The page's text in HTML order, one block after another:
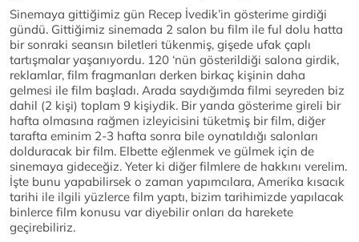
Sinemaya gittiğimiz gün Recep İvedik’in gösterime girdiği
gündü. Gittiğimiz sinemada 2 salon bu film ile ful dolu hatta
bir sonraki seansın biletleri tükenmiş, gişede ufak çaplı
tartışmalar yaşanıyordu. 120 ‘nün gösterildiği salona girdik,
reklamlar, film fragmanları derken birkaç kişinin daha
gelmesi ile film başladı. Arada saydığımda filmi seyreden biz
dahil (2 kişi) toplam 9 kişiydik. Bir yanda gösterime gireli bir
hafta olmasına rağmen izleyicisini tüketmiş bir film, diğer
tarafta eminim 2-3 hafta sonra bile oynatıldığı salonları
dolduracak bir film. Elbette eğlenmek ve gülmek için de
sinemaya gideceğiz. Yeter ki diğer filmlere de hakkını verelim.
İşte bunu yapabilirsek o zaman yapımcılara, Amerika kısacık
tarihi ile ilgili yüzlerce film yaptı, bizim tarihimizde yapılacak
binlerce film konusu var diyebilir onları da harekete
geçirebiliriz.